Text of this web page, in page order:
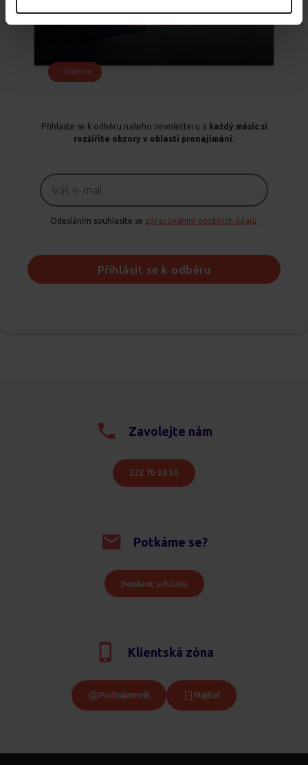
Číst více
Přihlaste se k odběru našeho newsletteru a každý měsíc si
rozšíříte obzory v oblasti pronajímání.
Odesláním souhlasíte se zpracováním osobních údajů.
Přihlásit se k odběru
Zavolejte nám
222 70 30 30
Potkáme se?
Domluvit schůzku
Klientská zóna
Podnájemník Majitel